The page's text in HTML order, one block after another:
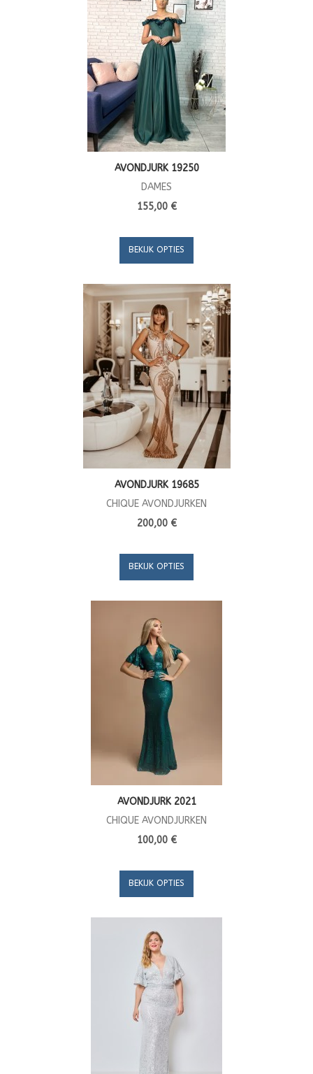
AVONDJURK 19250
DAMES
155,00 €
BEKIJK OPTIES
AVONDJURK 19685
CHIQUE AVONDJURKEN
200,00 €
BEKIJK OPTIES
AVONDJURK 2021
CHIQUE AVONDJURKEN
100,00 €
BEKIJK OPTIES